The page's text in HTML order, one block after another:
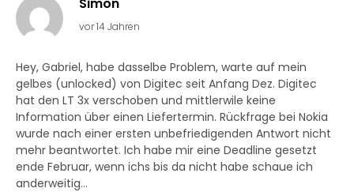
vor 14 Jahren
Hey, Gabriel, habe dasselbe Problem, warte auf mein
gelbes (unlocked) von Digitec seit Anfang Dez. Digitec
hat den LT 3x verschoben und mittlerwile keine
Information über einen Liefertermin. Rückfrage bei Nokia
wurde nach einer ersten unbefriedigenden Antwort nicht
mehr beantwortet. Ich habe mir eine Deadline gesetzt
ende Februar, wenn ichs bis da nicht habe schaue ich
anderweitig…